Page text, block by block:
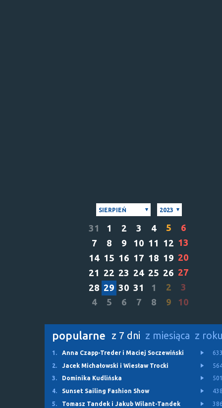
SIERPIEŃ 2023
31 1 2 3 4 5
6
7
8 9 10 11 12 13
14 15 16 17 18 19 20
21 22 23 24 25 26 27
28 29 30 31 1 2
3
4
5 6 7 8 9 10
popularne z 7 dni z miesiąca z
1. Anna Czapp-Treder i Maciej Soczewiński
2.
Jacek Michałowski i Wiesław Trocki
3.
Dominika Kudlińska
4.
Sunset Sailing Fashion Show
5.
Tomasz Tandek i Jakub Wilant-Tandek